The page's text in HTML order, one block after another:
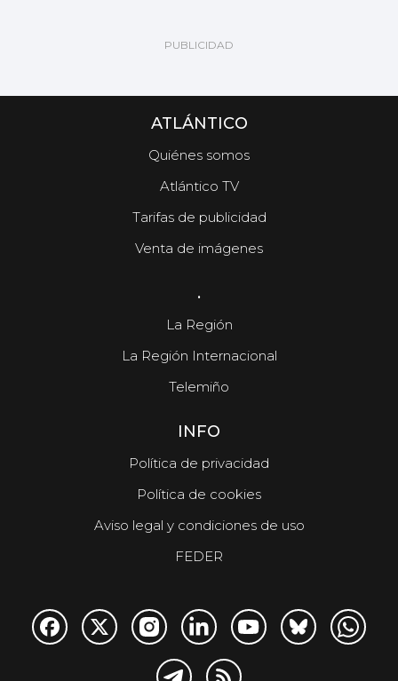
ATLÁNTICO
Quiénes somos
Atlántico TV
Tarifas de publicidad
Venta de imágenes
.
La Región
La Región Internacional
Telemiño
INFO
Política de privacidad
Política de cookies
Aviso legal y condiciones de uso
FEDER